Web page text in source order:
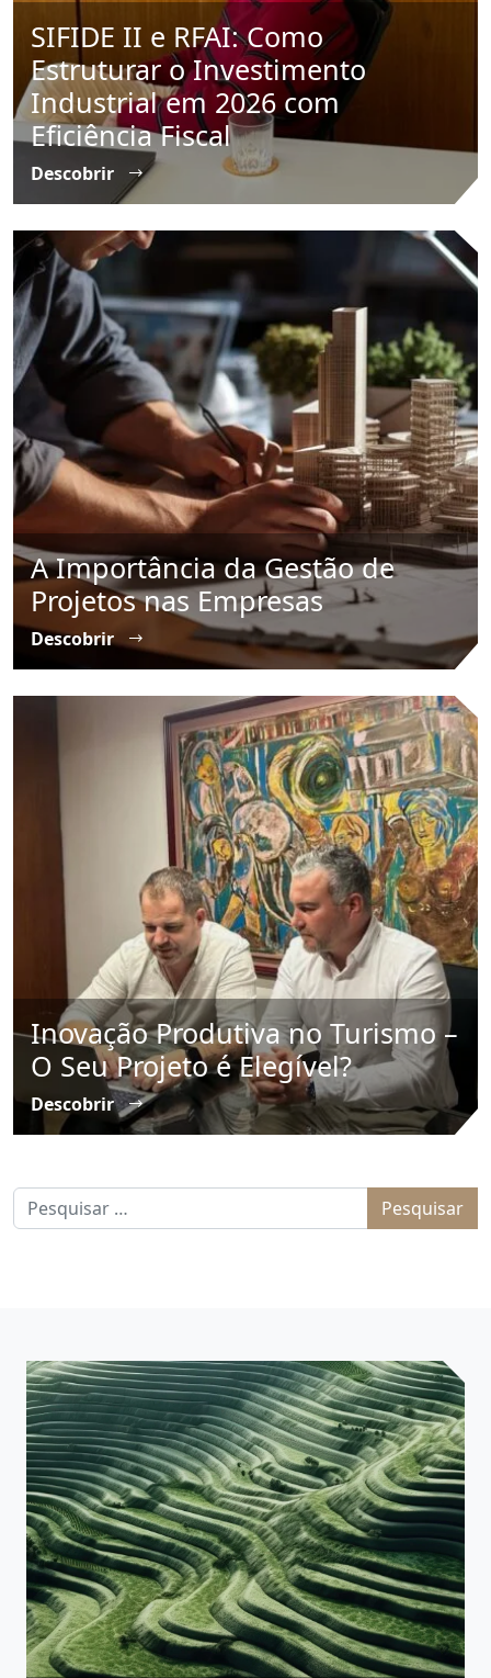
SIFIDE II e RFAI: Como
Estruturar o Investimento
Industrial em 2026 com
Eficiência Fiscal
Descobrir
A Importância da Gestão de
Projetos nas Empresas
Descobrir
Inovação Produtiva no Turismo –
O Seu Projeto é Elegível?
Descobrir
Pesquisar por: